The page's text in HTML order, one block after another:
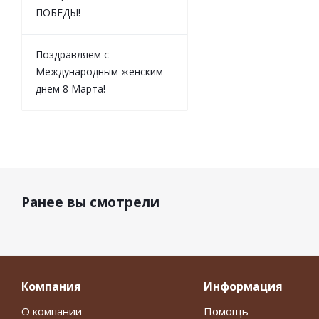
ПОБЕДЫ!
Поздравляем с
Международным женским
днем 8 Марта!
Ранее вы смотрели
Компания
О компании
Информация
Помощь